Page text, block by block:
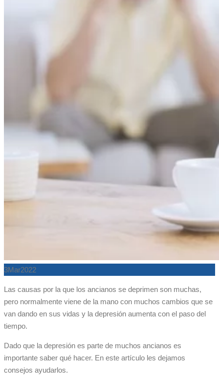
3Mar2022
Las causas por la que los ancianos se deprimen son muchas,
pero normalmente viene de la mano con muchos cambios que se
van dando en sus vidas y la depresión aumenta con el paso del
tiempo.
Dado que la depresión es parte de muchos ancianos es
importante saber qué hacer. En este artículo les dejamos
consejos ayudarlos.